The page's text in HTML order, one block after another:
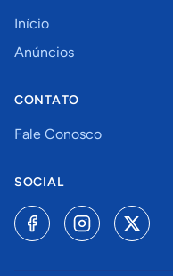
Início
Anúncios
CONTATO
Fale Conosco
SOCIAL